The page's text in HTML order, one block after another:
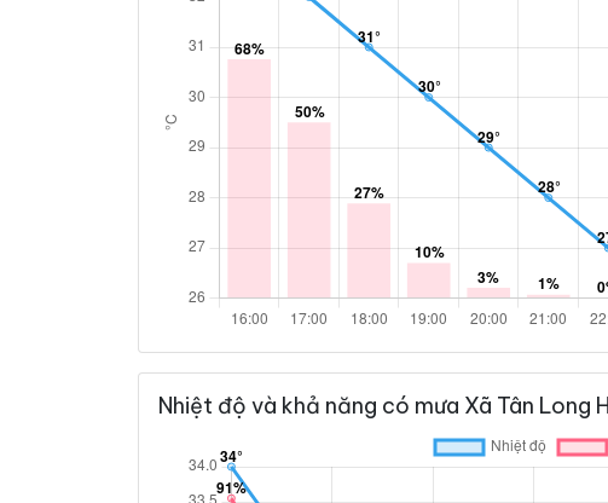
Nhiệt độ và khả năng có mưa Xã Tân Long